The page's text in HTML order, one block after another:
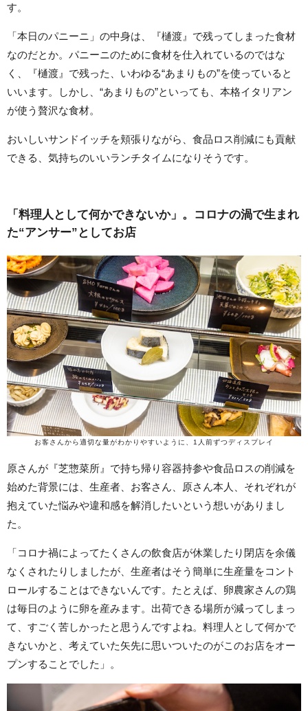
す。
「本日のパニーニ」の中身は、『樋渡』で残ってしまった食材
なのだとか。パニーニのために食材を仕入れているのではな
く、『樋渡』で残った、いわゆる“あまりもの”を使っていると
いいます。しかし、“あまりもの”といっても、本格イタリアン
が使う贅沢な食材。
おいしいサンドイッチを頬張りながら、食品ロス削減にも貢献
できる、気持ちのいいランチタイムになりそうです。
「料理人として何かできないか」。コロナの渦で生まれ
た“アンサー”としてお店
お客さんから適切な量がわかりやすいように、1人前ずつディスプレイ
原さんが『芝惣菜所』で持ち帰り容器持参や食品ロスの削減を
始めた背景には、生産者、お客さん、原さん本人、それぞれが
抱えていた悩みや違和感を解消したいという想いがありまし
た。
「コロナ禍によってたくさんの飲食店が休業したり閉店を余儀
なくされたりしましたが、生産者はそう簡単に生産量をコント
ロールすることはできないんです。たとえば、卵農家さんの鶏
は毎日のように卵を産みます。出荷できる場所が減ってしまっ
て、すごく苦しかったと思うんですよね。料理人として何かで
きないかと、考えていた矢先に思いついたのがこのお店をオー
プンすることでした」。